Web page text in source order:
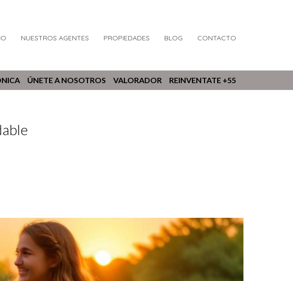
NUESTROS AGENTES PROPIEDADES BLOG CONTACTO
ÚNETE A NOSOTROS VALORADOR REINVENTATE +55